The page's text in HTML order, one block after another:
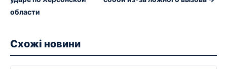
области
Схожі новини